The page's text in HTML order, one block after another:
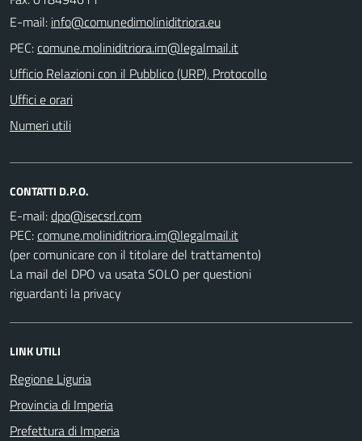
E-mail:
PEC:
Ufficio Relazioni con il Pubblico (URP), Protocollo
Uffici e orari
Numeri utili
CONTATTI D.P.O.
E-mail:
PEC:
(per comunicare con il titolare del trattamento)
La mail del DPO va usata SOLO per questioni
riguardanti la privacy
LINK UTILI
Regione Liguria
Provincia di Imperia
Prefettura di Imperia